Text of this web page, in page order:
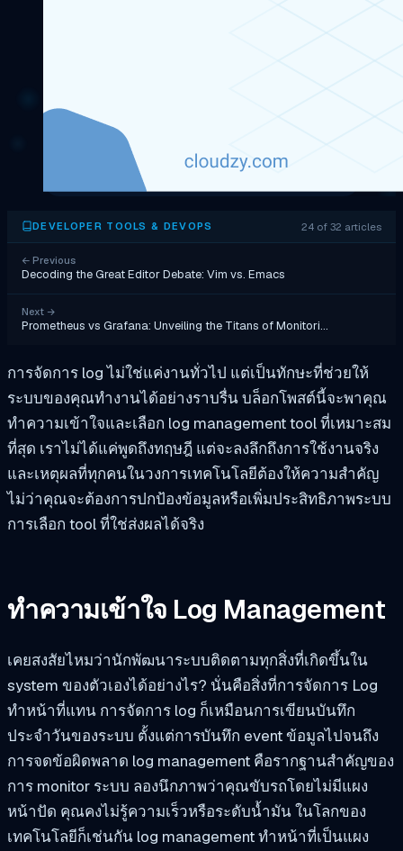
DEVELOPER TOOLS & DEVOPS 24 of 32 articles
← Previous
Decoding the Great Editor Debate: Vim vs. Emacs
Next →
Prometheus vs Grafana: Unveiling the Titans of Monitori…
การจัดการ log ไม่ใช่แค่งานทั่วไป แต่เป็นทักษะที่ช่วยให้
ระบบของคุณทำงานได้อย่างราบรื่น บล็อกโพสต์นี้จะพาคุณ
ทำความเข้าใจและเลือก log management tool ที่เหมาะสม
ที่สุด เราไม่ได้แค่พูดถึงทฤษฎี แต่จะลงลึกถึงการใช้งานจริง
และเหตุผลที่ทุกคนในวงการเทคโนโลยีต้องให้ความสำคัญ
ไม่ว่าคุณจะต้องการปกป้องข้อมูลหรือเพิ่มประสิทธิภาพระบบ
การเลือก tool ที่ใช่ส่งผลได้จริง
ทำความเข้าใจ Log Management
เคยสงสัยไหมว่านักพัฒนาระบบติดตามทุกสิ่งที่เกิดขึ้นใน
system ของตัวเองได้อย่างไร? นั่นคือสิ่งที่การจัดการ Log
ทำหน้าที่แทน การจัดการ log ก็เหมือนการเขียนบันทึก
ประจำวันของระบบ ตั้งแต่การบันทึก event ข้อมูลไปจนถึง
การจดข้อผิดพลาด log management คือรากฐานสำคัญของ
การ monitor ระบบ ลองนึกภาพว่าคุณขับรถโดยไม่มีแผง
หน้าปัด คุณคงไม่รู้ความเร็วหรือระดับน้ำมัน ในโลกของ
เทคโนโลยีก็เช่นกัน log management ทำหน้าที่เป็นแผง